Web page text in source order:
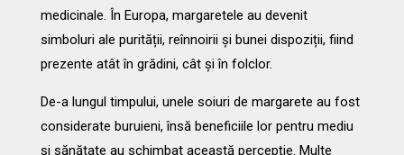
medicinale. În Europa, margaretele au devenit
simboluri ale purității, reînnoirii și bunei dispoziții, fiind
prezente atât în grădini, cât și în folclor.
De-a lungul timpului, unele soiuri de margarete au fost
considerate buruieni, însă beneficiile lor pentru mediu
și sănătate au schimbat această percepție. Multe